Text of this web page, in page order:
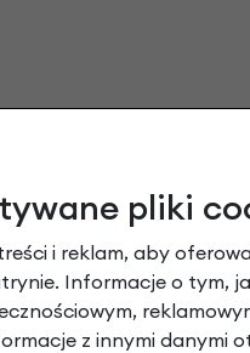
pliki
i reklam, aby
Informacje o tym,
z innymi danymi